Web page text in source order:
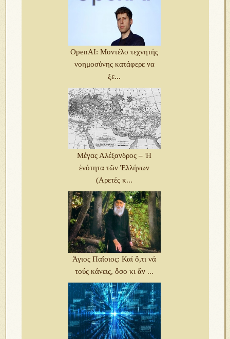
OpenAI: Μοντέλο τεχνητής
νοημοσύνης κατάφερε να
ξε...
Μέγας Αλέξανδρος – Ἡ
ἑνότητα τῶν Ἑλλήνων
(Αρετές κ...
Άγιος Παΐσιος: Καί ὅ,τι νά
τούς κάνεις, ὅσο κι ἄν ...